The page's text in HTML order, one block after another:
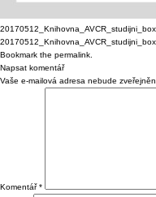
Bookmark the permalink
Napsat komentář
Vaše e-mailová adresa nebude
Komentář*